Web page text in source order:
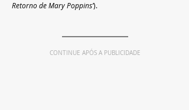
Retorno de Mary Poppins’).
CONTINUE APÓS A PUBLICIDADE